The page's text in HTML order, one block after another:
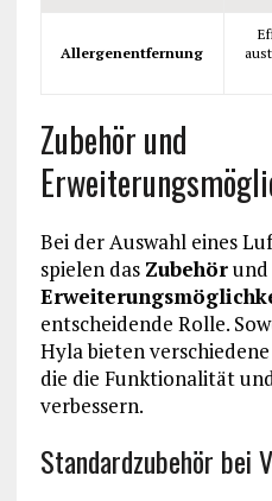
Allergenentfernung
Zubehör und
Bei der Auswahl eines
spielen das Zubehörund
entscheidende Rolle.
Hyla bieten
die die Funktionalität
verbessern.
Standardzubehör bei